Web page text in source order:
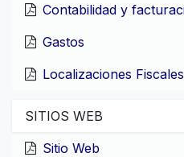
Contabilidad y
Gastos
Localizaciones Fiscales
SITIOS WEB
Sitio Web